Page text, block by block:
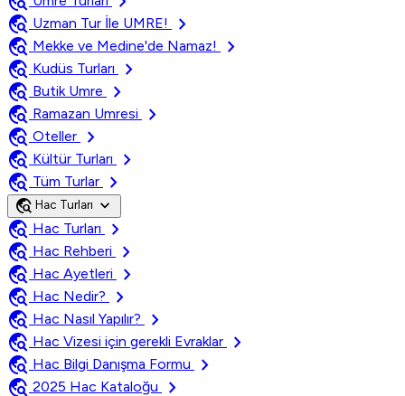
travel_explore Uzman Tur İle UMRE!
chevron_right
travel_explore Mekke ve Medine'de Namaz!
chevron_right
travel_explore Kudüs Turları
chevron_right
travel_explore Butik Umre
chevron_right
travel_explore Ramazan Umresi
chevron_right
travel_explore Oteller
chevron_right
travel_explore Kültür Turları
chevron_right
travel_explore Tüm Turlar chevron_right
travel_explore Hac Turları expand_more
travel_explore Hac Turları
chevron_right
travel_explore Hac Rehberi
chevron_right
travel_explore Hac Ayetleri
chevron_right
travel_explore Hac Nedir?
chevron_right
travel_explore Hac Nasıl Yapılır?
chevron_right
travel_explore Hac Vizesi için gerekli Evraklar
chevron_right
travel_explore Hac Bilgi Danışma Formu
chevron_right
travel_explore 2025 Hac Kataloğu chevron_right